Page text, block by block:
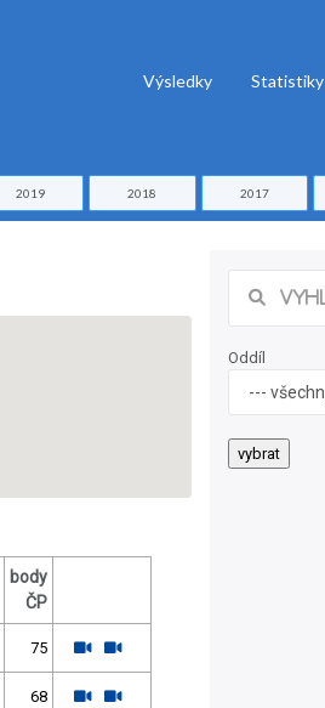
Výsledky Statistiky
2019 2018 2017
body
ČP
75
68
Oddíl